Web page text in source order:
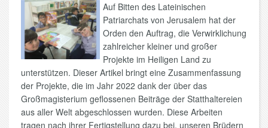
Auf Bitten des Lateinischen
Patriarchats von Jerusalem hat der
Orden den Auftrag, die Verwirklichung
zahlreicher kleiner und großer
Projekte im Heiligen Land zu
unterstützen. Dieser Artikel bringt eine Zusammenfassung
der Projekte, die im Jahr 2022 dank der über das
Großmagisterium geflossenen Beiträge der Statthaltereien
aus aller Welt abgeschlossen wurden. Diese Arbeiten
tragen nach ihrer Fertigstellung dazu bei, unseren Brüdern